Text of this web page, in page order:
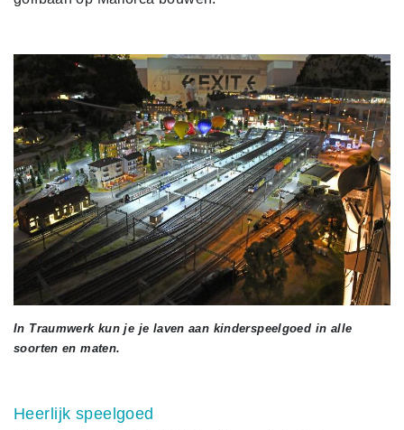
In Traumwerk kun je je laven aan kinderspeelgoed in alle
soorten en maten.
Heerlijk speelgoed